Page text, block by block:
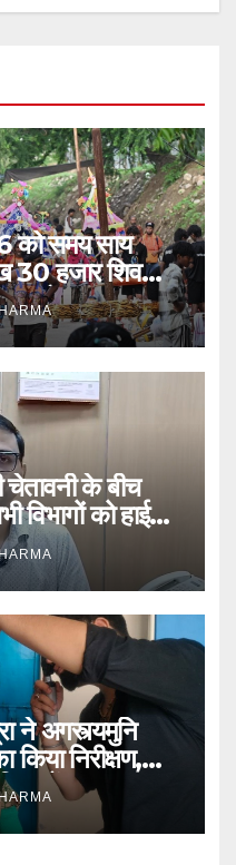
समय साय
हजार शिव
को प्रस्थान कर
चेतावनी के बीच
विभागों को हाई
ने अगस्त्यमुनि
निरीक्षण,
का बढ़ाया